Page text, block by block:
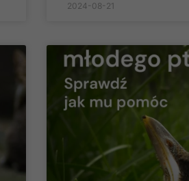
2024-08-21
twojego
pliki
znikną